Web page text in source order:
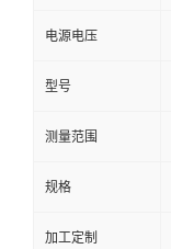
言
电源电压
型号
测量范围
规格
加工定制